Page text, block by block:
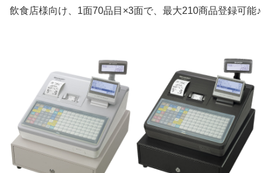
飲食店様向け、1面70品目×3面で、最大210商品登録可能♪